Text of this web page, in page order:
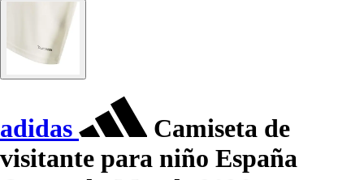
adidas
Camiseta de
visitante para niño España